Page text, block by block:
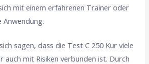
mit einem erfahrenen Trainer oder
sagen, dass die Test C 250 Kur viele
mit Risiken verbunden ist. Durch